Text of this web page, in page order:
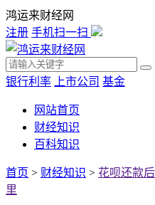
鸿运来财经网
注册 手机扫一扫
银行利率 上市公司 基金
网站首页
财经知识
百科知识
首页 > 财经知识 > 花呗还款
里